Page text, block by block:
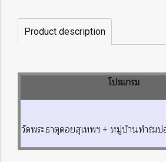
Product description
โปรแกรม
วัดพระธาตุดอยสุเทพฯ + หมู่บ้านทำร่ม